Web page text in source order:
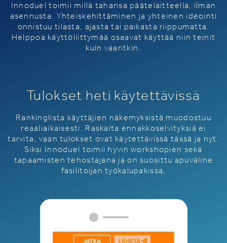
Innoduel toimii millä tahansa päätelaitteella, ilman
asennusta. Yhteiskehittäminen ja yhteinen ideointi
onnistuu tilasta, ajasta tai paikasta riippumatta.
Helppoa käyttöliittymää osaavat käyttää niin teinit
kuin vaaritkin.
Tulokset heti käytettävissä
Rankinglista käyttäjien näkemyksistä muodostuu
reaaliaikaisesti. Raskaita ennakkoselvityksiä ei
tarvita, vaan tulokset ovat käytettävissä tässä ja nyt.
Siksi Innoduel toimii hyvin workshopien sekä
tapaamisten tehostajana ja on suosittu apuväline
fasilitoijan työkalupakissa.